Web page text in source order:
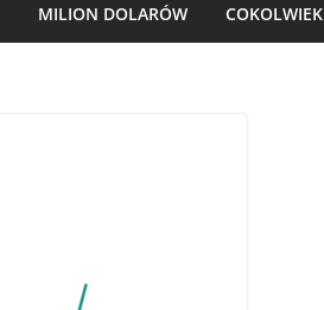
MILION DOLARÓW COKOLWIEK